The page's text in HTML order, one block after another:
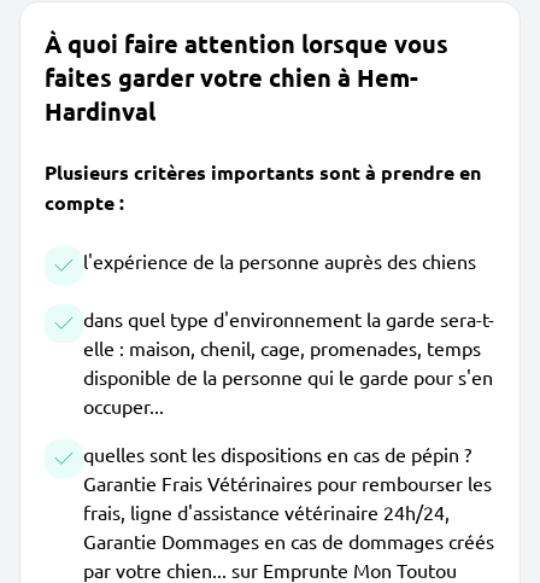
À quoi faire attention lorsque vous
faites garder votre chien à Hem-
Hardinval
Plusieurs critères importants sont à prendre en
compte :
l'expérience de la personne auprès des chiens
dans quel type d'environnement la garde sera-t-
elle : maison, chenil, cage, promenades, temps
disponible de la personne qui le garde pour s'en
occuper...
quelles sont les dispositions en cas de pépin ?
Garantie Frais Vétérinaires pour rembourser les
frais, ligne d'assistance vétérinaire 24h/24,
Garantie Dommages en cas de dommages créés
par votre chien... sur Emprunte Mon Toutou